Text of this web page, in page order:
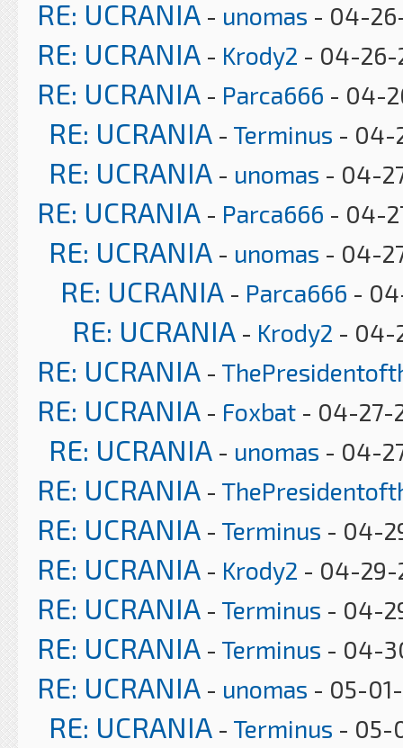
RE: UCRANIA - unomas - 04-
RE: UCRANIA - Krody2 - 04-26-
RE: UCRANIA - Parca666 - 04-
RE: UCRANIA - Terminus - 04-
RE: UCRANIA - unomas - 04-
RE: UCRANIA - Parca666 - 04-
RE: UCRANIA - unomas - 04-
RE: UCRANIA - Parca666 -
RE: UCRANIA - Krody2 - 04-
RE: UCRANIA -
RE: UCRANIA - Foxbat - 04-27-
RE: UCRANIA - unomas - 04-
RE: UCRANIA -
RE: UCRANIA - Terminus - 04-
RE: UCRANIA - Krody2 - 04-29-
RE: UCRANIA - Terminus - 04-
RE: UCRANIA - Terminus - 04-
RE: UCRANIA - unomas - 05-
RE: UCRANIA - Terminus - 05-